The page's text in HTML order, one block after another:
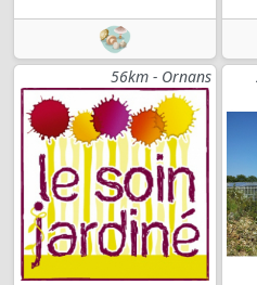
56km - Ornans